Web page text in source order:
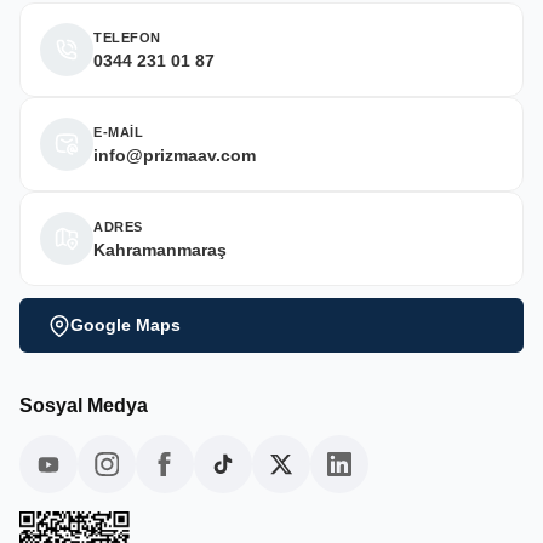
TELEFON
0344 231 01 87
E-MAİL
info@prizmaav.com
ADRES
Kahramanmaraş
Google Maps
Sosyal Medya